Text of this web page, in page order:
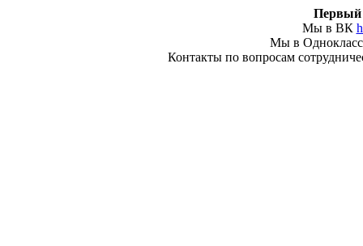
Первый
Мы в ВК
Мы в
Контакты по вопросам